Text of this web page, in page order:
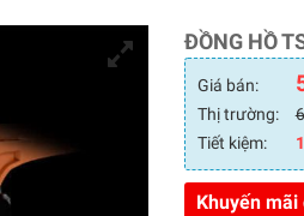
ĐỒNG HỒ
Giá bán:
Thị trường:
Tiết kiệm:
Khuyến